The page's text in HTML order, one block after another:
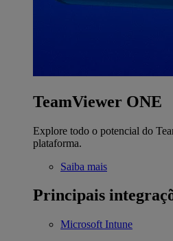
TeamViewer ONE
Explore todo o potencial do
plataforma.
Saiba mais
Principais
Microsoft Intune